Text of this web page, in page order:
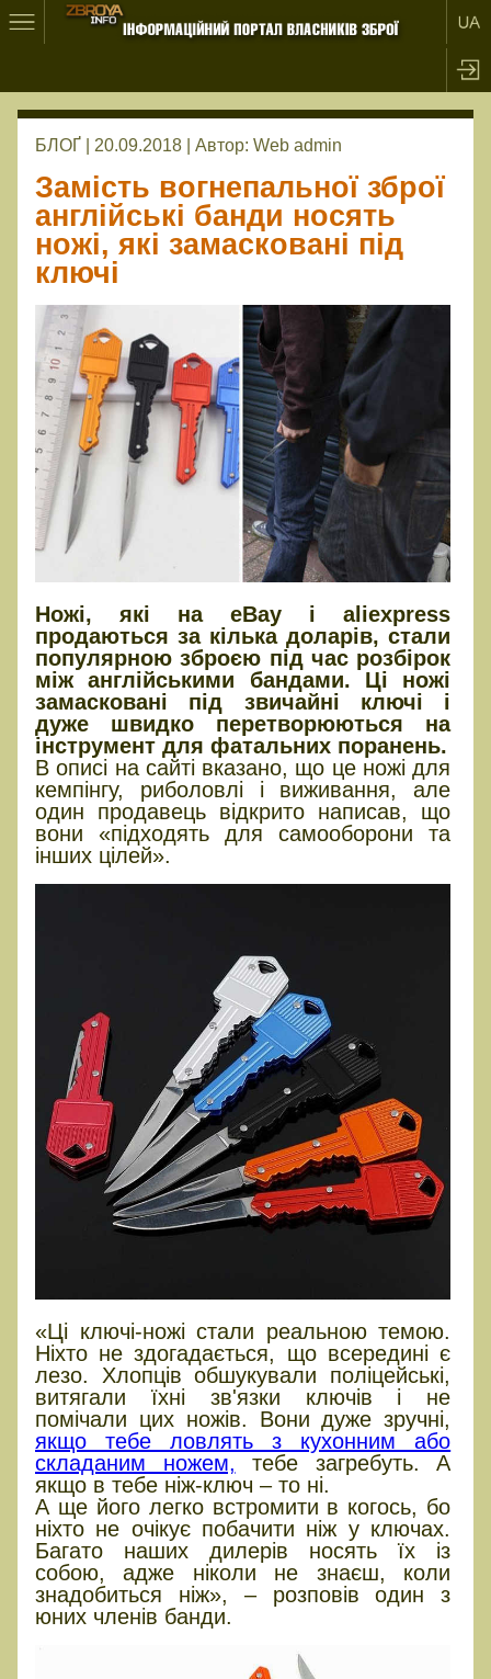
БЛОҐ | 20.09.2018 | Автор: Web admin
Замість вогнепальної зброї
англійські банди носять
ножі, які замасковані під
ключі
Ножі, які на eBay і aliexpress
продаються за кілька доларів, стали
популярною зброєю під час розбірок
між англійськими бандами. Ці ножі
замасковані під звичайні ключі і
дуже швидко перетворюються на
інструмент для фатальних поранень.
В описі на сайті вказано, що це ножі для
кемпінгу, риболовлі і виживання, але
один продавець відкрито написав, що
вони «підходять для самооборони та
інших цілей».
«Ці ключі-ножі стали реальною темою.
Ніхто не здогадається, що всередині є
лезо. Хлопців обшукували поліцейські,
витягали їхні зв'язки ключів і не
помічали цих ножів. Вони дуже зручні,
якщо тебе ловлять з кухонним або
складаним ножем, тебе загребуть. А
якщо в тебе ніж-ключ – то ні.
А ще його легко встромити в когось, бо
ніхто не очікує побачити ніж у ключах.
Багато наших дилерів носять їх із
собою, адже ніколи не знаєш, коли
знадобиться ніж», – розповів один з
юних членів банди.